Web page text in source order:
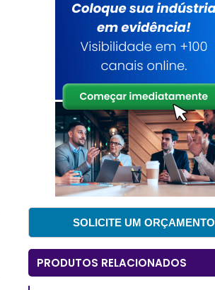
SOLICITE UM ORÇAMENTO
PRODUTOS RELACIONADOS